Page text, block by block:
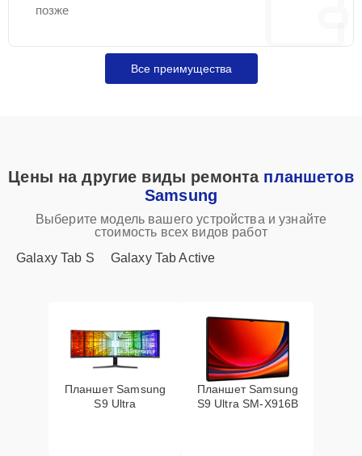
позже
Все преимущества
Цены на другие виды ремонта планшетов
Samsung
Выберите модель вашего устройства и узнайте
стоимость всех видов работ
Galaxy Tab S
Galaxy Tab Active
Планшет Samsung
S9 Ultra
Планшет Samsung
S9 Ultra SM-X916B